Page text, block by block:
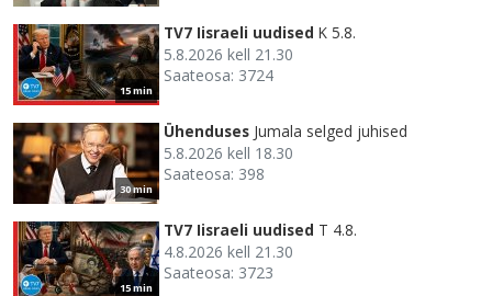
15 min
TV7 Iisraeli uudised K 5.8.
5.8.2026 kell 21.30
Saateosa: 3724
30 min
Ühenduses Jumala selged juhised
5.8.2026 kell 18.30
Saateosa: 398
15 min
TV7 Iisraeli uudised T 4.8.
4.8.2026 kell 21.30
Saateosa: 3723